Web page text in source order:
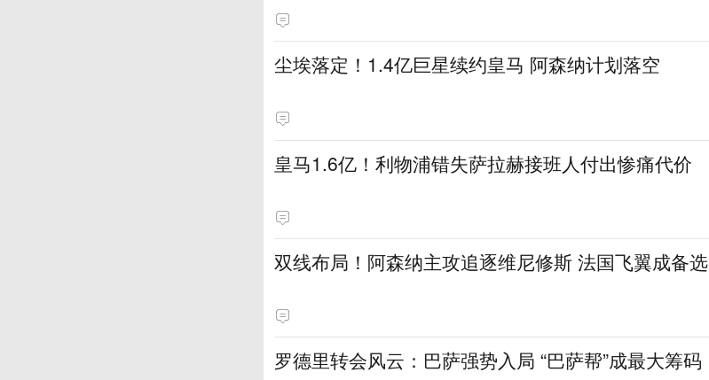
尘埃落定！1.4亿巨星续约皇马 阿森纳计划落空
皇马1.6亿！利物浦错失萨拉赫接班人付出惨痛代价
双线布局！阿森纳主攻追逐维尼修斯 法国飞翼成备选
罗德里转会风云：巴萨强势入局 “巴萨帮”成最大筹码